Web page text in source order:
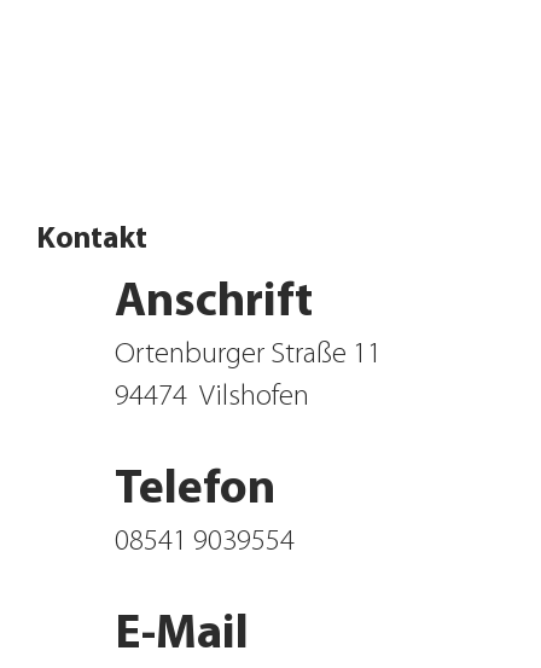
Kontakt
08541 9039554
Telefon
E-Mail
Vilshofen
94474
Ortenburger Straße 11
Anschrift